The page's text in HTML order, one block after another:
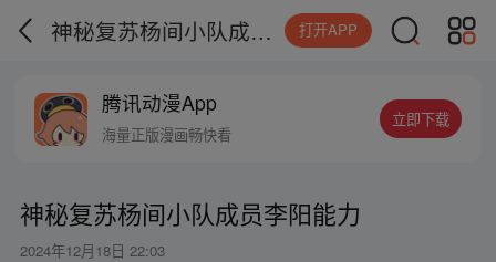
神秘复苏杨间小队成员李阳能力 打开APP
腾讯动漫App
海量正版漫画畅快看
立即下载
神秘复苏杨间小队成员李阳能力
2024年12月18日 22:03